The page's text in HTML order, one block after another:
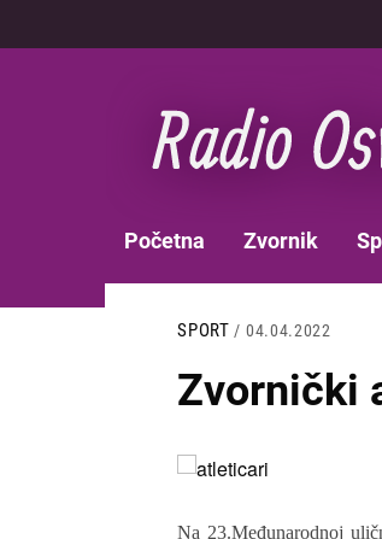
na
NAVIGATION
Početna Zvornik
SPORT / 04.04.2022
Zvornički
Slika
Na 23.Međunarodnoj